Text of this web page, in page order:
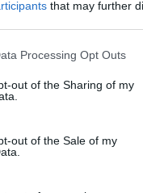
that may further
this website/app uses one
visit or usage behaviour.
to Google and its
below specified purposes
Processing Opt Outs
out of the Sharing of my
out of the Sale of my
leggere